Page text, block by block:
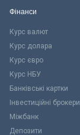
Фінанси
Курс валют
Курс долара
Курс євро
Курс НБУ
Банківські картки
Інвестиційні брокери
Міжбанк
Депозити